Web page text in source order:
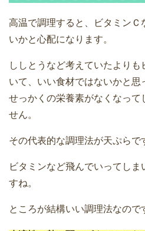
高温で調理すると、ビタミンＣ
いかと心配になります。
ししとうなど考えていたより
いて、いい食材ではないかと
せっかくの栄養素がなくなって
せん。
その代表的な調理法が天ぷらで
ビタミンなど飛んでいってしま
すね。
ところが結構いい調理法なので